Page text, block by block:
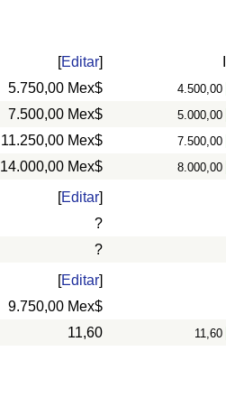
[Editar]
5.750,00 Mex$ 4.500,00
7.500,00 Mex$ 5.000,00
11.250,00 Mex$ 7.500,00
14.000,00 Mex$ 8.000,00
[Editar]
?
?
[Editar]
9.750,00 Mex$
11,60 11,60